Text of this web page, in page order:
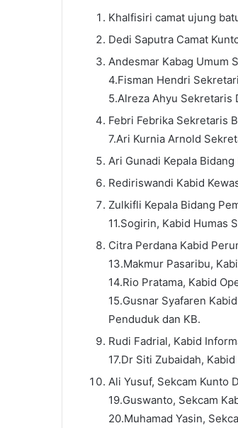
Khalfisiri camat ujung
Dedi Saputra Camat
Andesmar Kabag Umum
4.Fisman Hendri
5.Alreza Ahyu Sekretaris
Febri Febrika Sekretaris
7.Ari Kurnia Arnold
Ari Gunadi Kepala
Rediriswandi Kabid
Zulkifli Kepala Bidang
11.Sogirin, Kabid Humas
Citra Perdana Kabid
13.Makmur Pasaribu,
14.Rio Pratama, Kabid
15.Gusnar Syafaren
Penduduk dan KB.
Rudi Fadrial, Kabid
17.Dr Siti Zubaidah,
Ali Yusuf, Sekcam Kunto
19.Guswanto, Sekcam
20.Muhamad Yasin,